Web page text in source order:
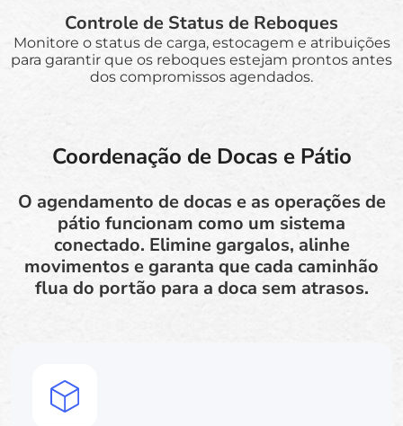
Controle de Status de Reboques
Monitore o status de carga, estocagem e atribuições
para garantir que os reboques estejam prontos antes
dos compromissos agendados.
Coordenação de Docas e Pátio
O agendamento de docas e as operações de
pátio funcionam como um sistema
conectado. Elimine gargalos, alinhe
movimentos e garanta que cada caminhão
flua do portão para a doca sem atrasos.